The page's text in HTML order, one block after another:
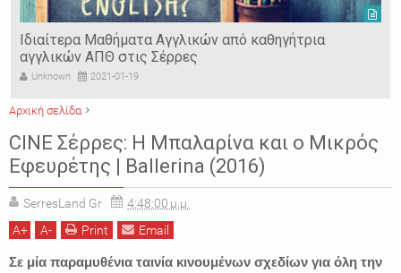
Ιδιαίτερα Μαθήματα Αγγλικών από καθηγήτρια
αγγλικών ΑΠΘ στις Σέρρες
Unknown 2021-01-19
Αρχική σελίδα
Ballerina (2016)
CINE ΣΕΡΡΕΣ Dane DeHaan
Elle Fanning
Eric Summer
Éric Warin Maddie Ziegler
CINE Σέρρες: H Μπαλαρίνα και ο Μικρός
Εφευρέτης | Ballerina (2016)
SerresLand Gr
4:48:00 μ.μ.
A+ A- Print Email
Σε μία παραμυθένια ταινία κινουμένων σχεδίων για όλη την
Ikaroi B.C.